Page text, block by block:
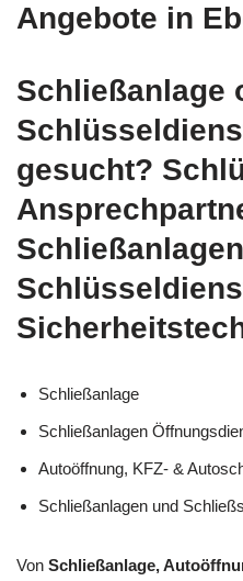
Angebote in
Schließanlage
gesucht?
Schließanlage
Schließanlagen
Autoöffnung, KFZ- &
Schließanlagen und
Von Schließanlage,